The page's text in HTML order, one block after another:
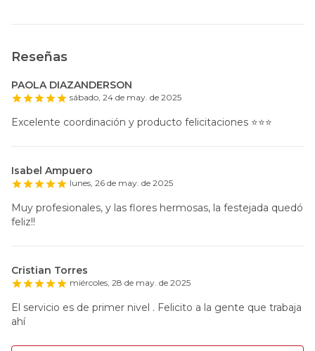
Reseñas
PAOLA DIAZANDERSON
sábado, 24 de may. de 2025
Excelente coordinación y producto felicitaciones ⭐️⭐️⭐️
Isabel Ampuero
lunes, 26 de may. de 2025
Muy profesionales, y las flores hermosas, la festejada quedó
feliz!!
Cristian Torres
miércoles, 28 de may. de 2025
El servicio es de primer nivel . Felicito a la gente que trabaja
ahí